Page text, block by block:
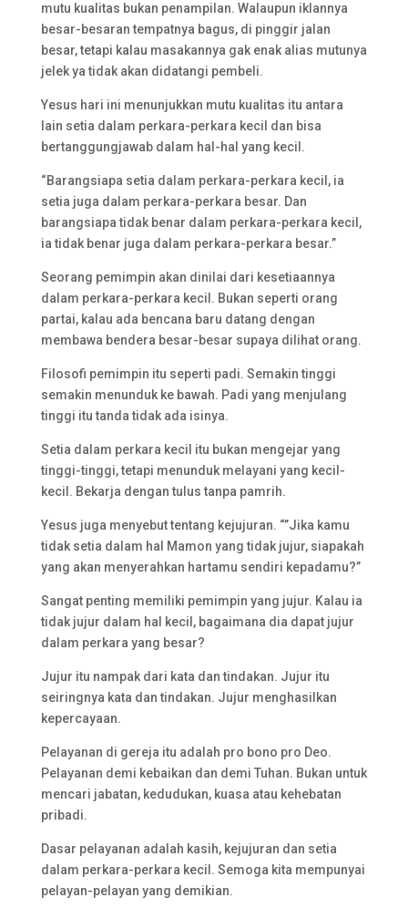
mutu kualitas bukan penampilan. Walaupun iklannya
besar-besaran tempatnya bagus, di pinggir jalan
besar, tetapi kalau masakannya gak enak alias mutunya
jelek ya tidak akan didatangi pembeli.
Yesus hari ini menunjukkan mutu kualitas itu antara
lain setia dalam perkara-perkara kecil dan bisa
bertanggungjawab dalam hal-hal yang kecil.
“Barangsiapa setia dalam perkara-perkara kecil, ia
setia juga dalam perkara-perkara besar. Dan
barangsiapa tidak benar dalam perkara-perkara kecil,
ia tidak benar juga dalam perkara-perkara besar.”
Seorang pemimpin akan dinilai dari kesetiaannya
dalam perkara-perkara kecil. Bukan seperti orang
partai, kalau ada bencana baru datang dengan
membawa bendera besar-besar supaya dilihat orang.
Filosofi pemimpin itu seperti padi. Semakin tinggi
semakin menunduk ke bawah. Padi yang menjulang
tinggi itu tanda tidak ada isinya.
Setia dalam perkara kecil itu bukan mengejar yang
tinggi-tinggi, tetapi menunduk melayani yang kecil-
kecil. Bekarja dengan tulus tanpa pamrih.
Yesus juga menyebut tentang kejujuran. “”Jika kamu
tidak setia dalam hal Mamon yang tidak jujur, siapakah
yang akan menyerahkan hartamu sendiri kepadamu?”
Sangat penting memiliki pemimpin yang jujur. Kalau ia
tidak jujur dalam hal kecil, bagaimana dia dapat jujur
dalam perkara yang besar?
Jujur itu nampak dari kata dan tindakan. Jujur itu
seiringnya kata dan tindakan. Jujur menghasilkan
kepercayaan.
Pelayanan di gereja itu adalah pro bono pro Deo.
Pelayanan demi kebaikan dan demi Tuhan. Bukan untuk
mencari jabatan, kedudukan, kuasa atau kehebatan
pribadi.
Dasar pelayanan adalah kasih, kejujuran dan setia
dalam perkara-perkara kecil. Semoga kita mempunyai
pelayan-pelayan yang demikian.